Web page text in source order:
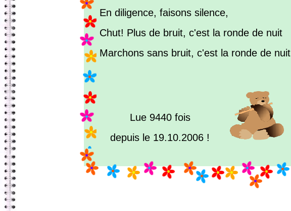
En diligence, faisons silence,
Chut! Plus de bruit, c'est la ronde de nuit
Marchons sans bruit, c'est la ronde de nuit
Lue 9440 fois
depuis le 19.10.2006 !